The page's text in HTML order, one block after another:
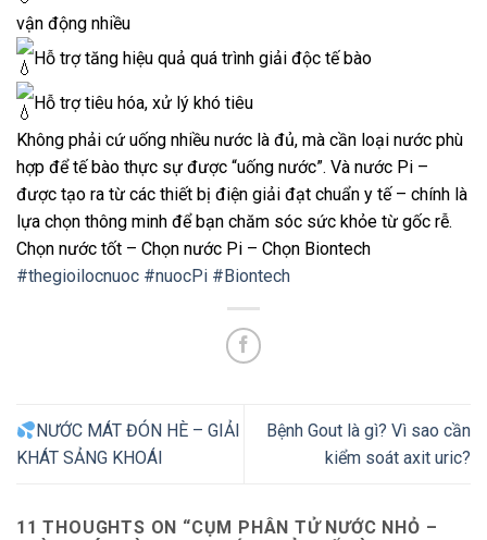
vận động nhiều
Hỗ trợ tăng hiệu quả quá trình giải độc tế bào
Hỗ trợ tiêu hóa, xử lý khó tiêu
Không phải cứ uống nhiều nước là đủ, mà cần loại nước phù
hợp để tế bào thực sự được “uống nước”. Và nước Pi –
được tạo ra từ các thiết bị điện giải đạt chuẩn y tế – chính là
lựa chọn thông minh để bạn chăm sóc sức khỏe từ gốc rễ.
Chọn nước tốt – Chọn nước Pi – Chọn Biontech
#thegioilocnuoc #nuocPi #Biontech
NƯỚC MÁT ĐÓN HÈ – GIẢI
KHÁT SẢNG KHOÁI
Bệnh Gout là gì? Vì sao cần
kiểm soát axit uric?
11 THOUGHTS ON “CỤM PHÂN TỬ NƯỚC NHỎ –